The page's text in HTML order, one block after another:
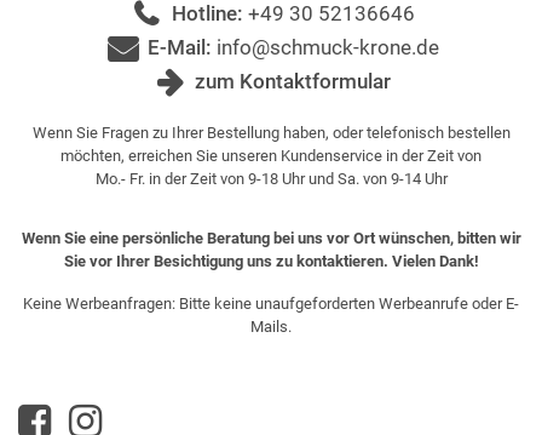
Hotline: +49 30 52136646
E-Mail: info@schmuck-krone.de
zum Kontaktformular
Wenn Sie Fragen zu Ihrer Bestellung haben, oder telefonisch bestellen
möchten, erreichen Sie unseren Kundenservice in der Zeit von
Mo.- Fr. in der Zeit von 9-18 Uhr und Sa. von 9-14 Uhr
Wenn Sie eine persönliche Beratung bei uns vor Ort wünschen, bitten wir
Sie vor Ihrer Besichtigung uns zu kontaktieren. Vielen Dank!
Keine Werbeanfragen: Bitte keine unaufgeforderten Werbeanrufe oder E-
Mails.